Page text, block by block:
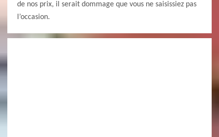
de nos prix, il serait dommage que vous ne saisissiez pas
l’occasion.